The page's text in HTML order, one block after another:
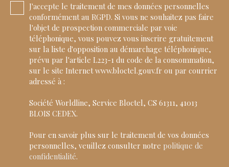
J'accepte le traitement de mes données personnelles
conformément au RGPD. Si vous ne souhaitez pas faire
l'objet de prospection commerciale par voie
téléphonique, vous pouvez vous inscrire gratuitement
sur la liste d'opposition au démarchage téléphonique,
prévu par l'article L223-1 du code de la consommation,
sur le site Internet www.bloctel.gouv.fr ou par courrier
adressé à :
Société Worldline, Service Bloctel, CS 61311, 41013
BLOIS CEDEX.
Pour en savoir plus sur le traitement de vos données
personnelles, veuillez consulter notre politique de
confidentialité.